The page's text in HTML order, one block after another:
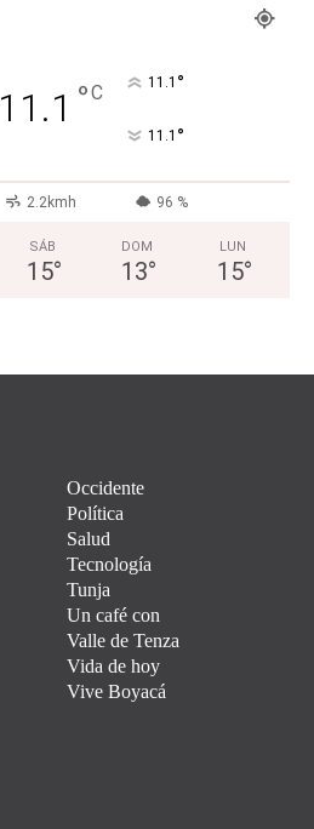
11.1 °C 11.1 °
11.1 °
2.2kmh 96 %
SÁB
15°
DOM
13°
LUN
15°
Occidente
Política
Salud
Tecnología
Tunja
Un café con
Valle de Tenza
Vida de hoy
Vive Boyacá